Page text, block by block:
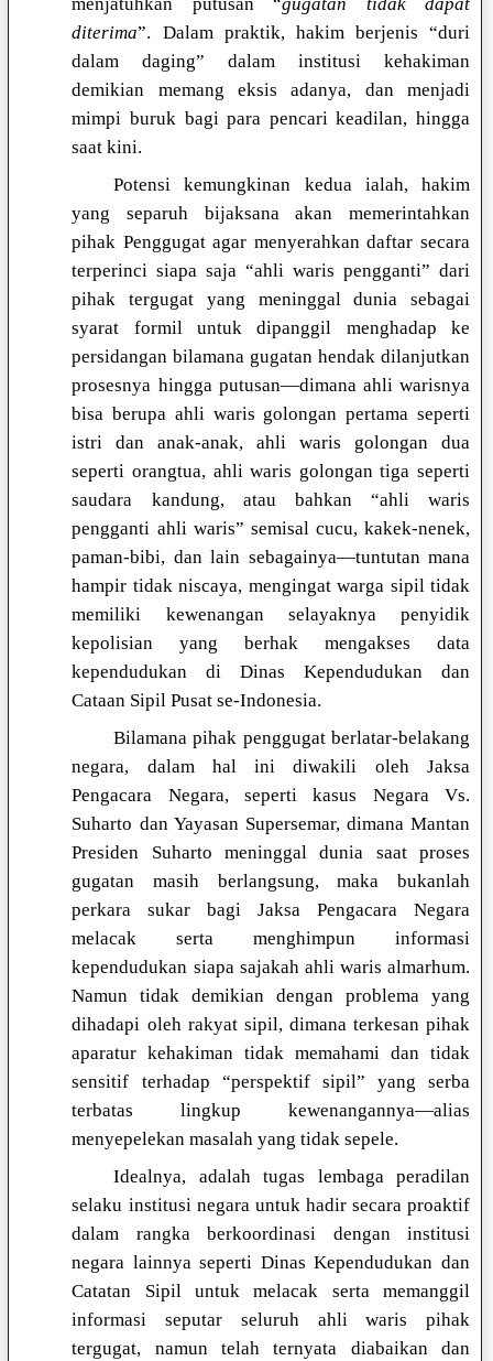
diterima”. Dalam praktik, hakim berjenis “duri
dalam daging” dalam institusi kehakiman
demikian memang eksis adanya, dan menjadi
mimpi buruk bagi para pencari keadilan, hingga
saat kini.
Potensi kemungkinan kedua ialah, hakim
yang separuh bijaksana akan memerintahkan
pihak Penggugat agar menyerahkan daftar secara
terperinci siapa saja “ahli waris pengganti” dari
pihak tergugat yang meninggal dunia sebagai
syarat formil untuk dipanggil menghadap ke
persidangan bilamana gugatan hendak dilanjutkan
prosesnya hingga putusan—dimana ahli warisnya
bisa berupa ahli waris golongan pertama seperti
istri dan anak-anak, ahli waris golongan dua
seperti orangtua, ahli waris golongan tiga seperti
saudara kandung, atau bahkan “ahli waris
pengganti ahli waris” semisal cucu, kakek-nenek,
paman-bibi, dan lain sebagainya—tuntutan mana
hampir tidak niscaya, mengingat warga sipil tidak
memiliki kewenangan selayaknya penyidik
kepolisian yang berhak mengakses data
kependudukan di Dinas Kependudukan dan
Cataan Sipil Pusat se-Indonesia.
Bilamana pihak penggugat berlatar-belakang
negara, dalam hal ini diwakili oleh Jaksa
Pengacara Negara, seperti kasus Negara Vs.
Suharto dan Yayasan Supersemar, dimana Mantan
Presiden Suharto meninggal dunia saat proses
gugatan masih berlangsung, maka bukanlah
perkara sukar bagi Jaksa Pengacara Negara
melacak serta menghimpun informasi
kependudukan siapa sajakah ahli waris almarhum.
Namun tidak demikian dengan problema yang
dihadapi oleh rakyat sipil, dimana terkesan pihak
aparatur kehakiman tidak memahami dan tidak
sensitif terhadap “perspektif sipil” yang serba
terbatas lingkup kewenangannya—alias
menyepelekan masalah yang tidak sepele.
Idealnya, adalah tugas lembaga peradilan
selaku institusi negara untuk hadir secara proaktif
dalam rangka berkoordinasi dengan institusi
negara lainnya seperti Dinas Kependudukan dan
Catatan Sipil untuk melacak serta memanggil
informasi seputar seluruh ahli waris pihak
tergugat, namun telah ternyata diabaikan dan